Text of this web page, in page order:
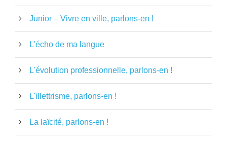
Junior – Vivre en ville, parlons-en !
L'écho de ma langue
L'évolution professionnelle, parlons-en !
L'illettrisme, parlons-en !
La laïcité, parlons-en !